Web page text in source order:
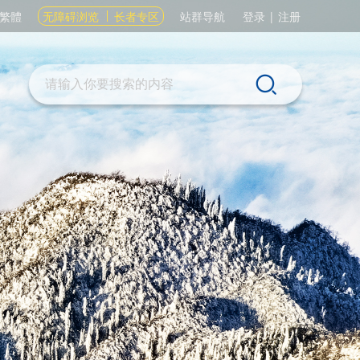
繁體 无障碍浏览 长者专区 站群导航 登录 | 注册